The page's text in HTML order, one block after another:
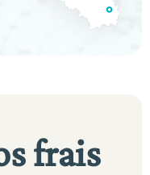
frais